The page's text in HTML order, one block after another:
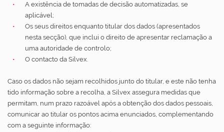
A existência de tomadas de decisão automatizadas, se
aplicável;
Os seus direitos enquanto titular dos dados (apresentados
nesta secção), que inclui o direito de apresentar reclamação a
uma autoridade de controlo;
O contacto da Silvex.
Caso os dados não sejam recolhidos junto do titular, e este não tenha
tido informação sobre a recolha, a Silvex assegura medidas que
permitam, num prazo razoável após a obtenção dos dados pessoais,
comunicar ao titular os pontos acima enunciados, complementando
com a seguinte informação: